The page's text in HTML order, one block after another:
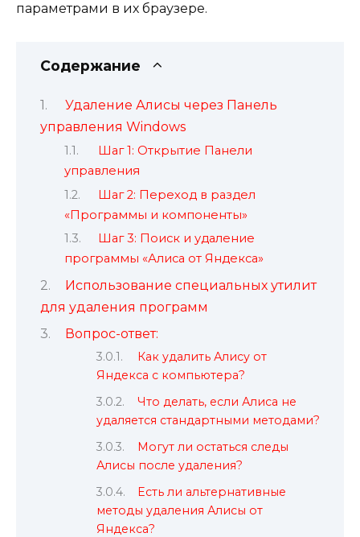
параметрами в их браузере.
Содержание
Удаление Алисы через Панель
управления Windows
Шаг 1: Открытие Панели
управления
Шаг 2: Переход в раздел
«Программы и компоненты»
Шаг 3: Поиск и удаление
программы «Алиса от Яндекса»
Использование специальных утилит
для удаления программ
Вопрос-ответ:
Как удалить Алису от
Яндекса с компьютера?
Что делать, если Алиса не
удаляется стандартными методами?
Могут ли остаться следы
Алисы после удаления?
Есть ли альтернативные
методы удаления Алисы от
Яндекса?